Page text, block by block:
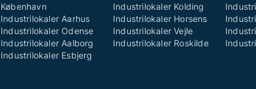
København
Industrilokaler Aarhus
Industrilokaler Odense
Industrilokaler Aalborg
Industrilokaler Esbjerg
Industrilokaler Kolding
Industrilokaler Horsens
Industrilokaler Vejle
Industrilokaler Roskilde